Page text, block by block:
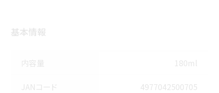
基本情報
内容量 180ml
JANコード 4977042500705